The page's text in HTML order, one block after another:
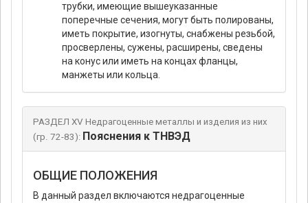
трубки, имеющие вышеуказанные
поперечные сечения, могут быть полированы,
иметь покрытие, изогнуты, снабжены резьбой,
просверлены, сужены, расширены, сведены
на конус или иметь на концах фланцы,
манжеты или кольца.
РАЗДЕЛ XV Недрагоценные металлы и изделия из них
(гр. 72-83): Пояснения к ТНВЭД
ОБЩИЕ ПОЛОЖЕНИЯ
В данный раздел включаются недрагоценные